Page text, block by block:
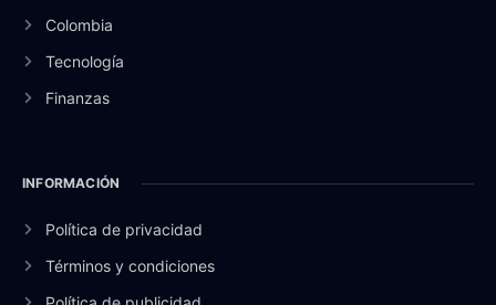
Colombia
Tecnología
Finanzas
INFORMACIÓN
Política de privacidad
Términos y condiciones